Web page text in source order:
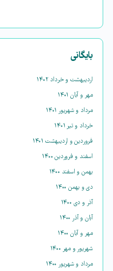
بایگانی
اردیبهشت و خرداد ۱۴۰۲
مهر و آبان ۱۴۰۱
مرداد و شهریور ۱۴۰۱
خرداد و تیر ۱۴۰۱
فروردین و اردیبهشت ۱۴۰۱
اسفند و فروردین ۱۴۰۰
بهمن و اسفند ۱۴۰۰
دی و بهمن ۱۴۰۰
آذر و دی ۱۴۰۰
آبان و آذر ۱۴۰۰
مهر و آبان ۱۴۰۰
شهریور و مهر ۱۴۰۰
مرداد و شهریور ۱۴۰۰